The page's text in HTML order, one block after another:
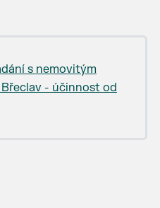
s nemovitým
- účinnost od